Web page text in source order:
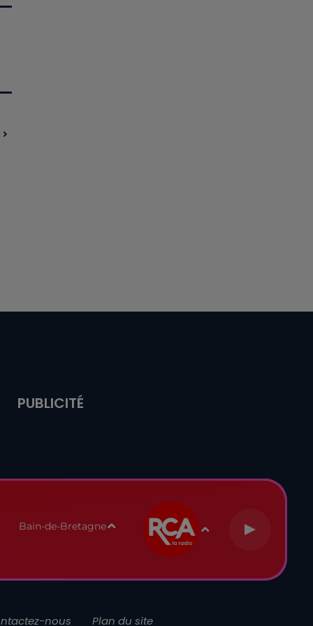
PUBLICITÉ
Bain-de-Bretagne
nous Plan du site